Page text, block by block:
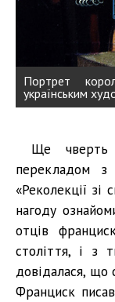
Портрет
українським
Ще чверть
перекладом з
«Реколекції
нагоду
отців
століття, і з
довідалася, що
Франциск